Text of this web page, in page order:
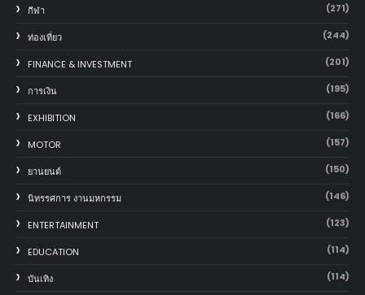
กีฬา (271)
ท่องเที่ยว (244)
FINANCE & INVESTMENT (201)
การเงิน (195)
EXHIBITION (166)
MOTOR (157)
‎ยานยนต์‎ (150)
นิทรรศการ งานมหกรรม (146)
ENTERTAINMENT (123)
EDUCATION (114)
บันเทิง (114)